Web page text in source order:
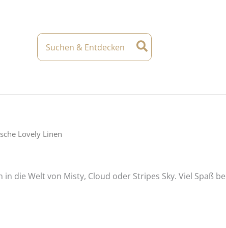
Search
for:
Lovely Linen
die Welt von Misty, Cloud oder Stripes Sky. Viel Spaß